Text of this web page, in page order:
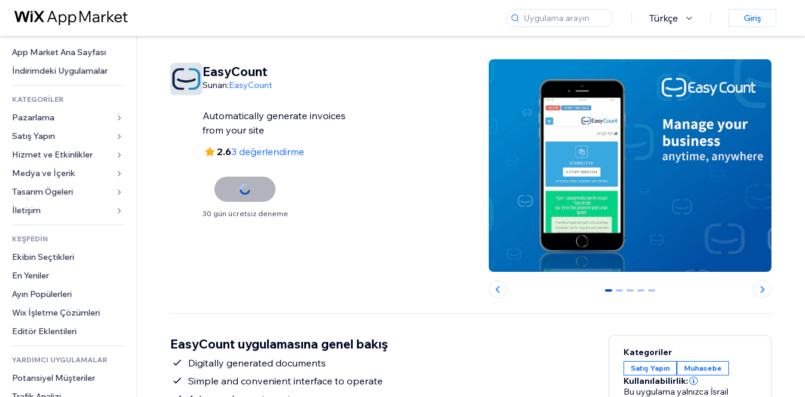
Türkçe Giriş
App Market Ana Sayfası
İndirimdeki Uygulamalar
KATEGORİLER
Pazarlama
Reklamlar
Mobil
Site Analizleri
Sosyal Ağ
Site Listeleri
E-posta
Satış Yapın
Mağazalar için uygulamalar
Gönderim ve Teslimat
Satış Düğmeleri
Muhasebe
Kuponlar ve Müşteri Sadakati
Depolama Çözümleri
Hizmet ve Etkinlikler
Oteller
Etkinlikler
Restoranlar
Emlak
Randevular
Medya ve İçerik
Galeri
Müzik
Podcast
Fotoğrafçılık
Video
PDF
Dosya Paylaşımı
Haberler
Tasarım Ögeleri
Haritalar ve Navigasyon
Gizlilik ve Güvenlik
Saat
Sayfa Şablonları
Görüntü Efektleri
Düğmeler ve Menüler
Afişler ve Rozetler
Hesap Makineleri
Arama
Hava Durumu
Grafik ve Tablolar
Formlar
Blog
Anketler
Sohbet
Yorumlar
Telefon
Topluluk
Değerlendirmeler ve Müşteri
KEŞFEDİN
Ekibin Seçtikleri
En Yeniler
Ayın Popülerleri
Wix İşletme Çözümleri
Editör Eklentileri
YARDIMCI UYGULAMALAR
Potansiyel Müşteriler
EasyCount
Sunan:EasyCount
Automatically generate invoices
from your site
2.63 değerlendirme
30 gün ücretsiz deneme
0 1 2 3 4
EasyCount uygulamasına genel bakış
Digitally generated documents
Simple and convenient interface to operate
Kategoriler
Satış Yapın Muhasebe
Kullanılabilirlik:
Bu uygulama yalnızca İsrail